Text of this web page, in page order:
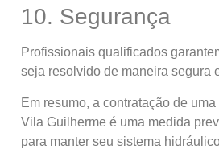
10. Segurança
Profissionais qualificados
seja resolvido de maneira segura
Em resumo, a contratação de
Vila Guilherme é uma medida
para manter seu sistema